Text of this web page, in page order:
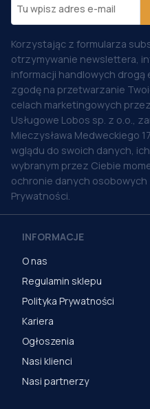
Korzystając z formularza
otrzymywanie newslettera,
informacji handlowych
zgodę na przetwarzanie
celach marketingowych
Usługowe Lobos sp. z o.o.,
Mieczysława Medweckiego
wglądu do swoich danych,
wybranym przez Ciebie
ochronie danych osobowych
Prywatności.
INFORMACJE
O nas
Regulamin sklepu
Polityka Prywatności
Kariera
Ogłoszenia
Nasi klienci
Nasi partnerzy